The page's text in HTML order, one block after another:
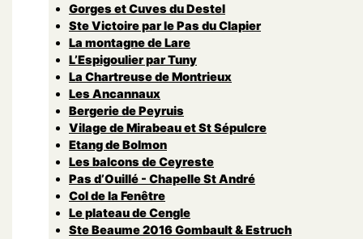
Gorges et Cuves du Destel
Ste Victoire par le Pas du Clapier
La montagne de Lare
L’Espigoulier par Tuny
La Chartreuse de Montrieux
Les Ancannaux
Bergerie de Peyruis
Vilage de Mirabeau et St Sépulcre
Etang de Bolmon
Les balcons de Ceyreste
Pas d’Ouillé - Chapelle St André
Col de la Fenêtre
Le plateau de Cengle
Ste Beaume 2016 Gombault & Estruch